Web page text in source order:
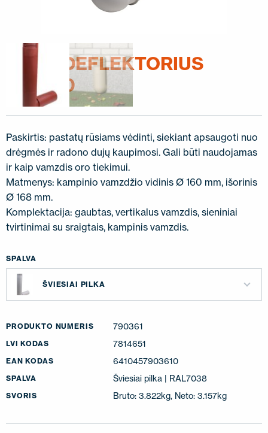
ROSS DEFLEKTORIUS
160/170
Paskirtis: pastatų rūsiams vėdinti, siekiant apsaugoti nuo
drėgmės ir radono dujų kaupimosi. Gali būti naudojamas
ir kaip vamzdis oro tiekimui.
Matmenys: kampinio vamzdžio vidinis Ø 160 mm, išorinis
Ø 168 mm.
Komplektacija: gaubtas, vertikalus vamzdis, sieniniai
tvirtinimai su sraigtais, kampinis vamzdis.
SPALVA
ŠVIESIAI PILKA
PRODUKTO NUMERIS 790361
LVI KODAS 7814651
EAN KODAS 6410457903610
SPALVA Šviesiai pilka | RAL7038
SVORIS Bruto: 3.822kg, Neto: 3.157kg